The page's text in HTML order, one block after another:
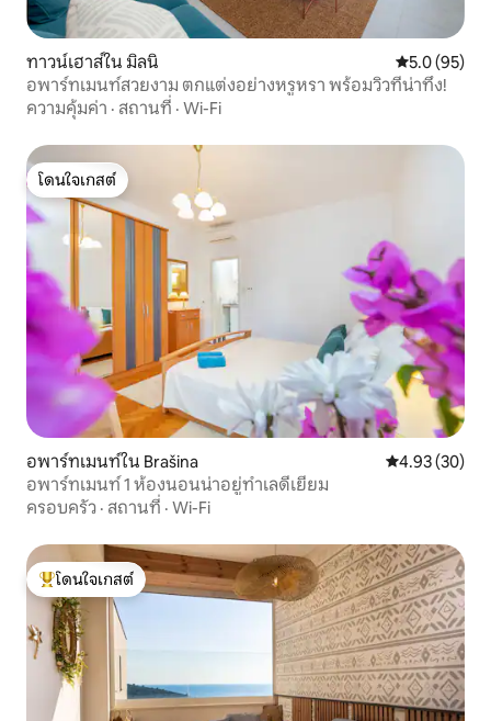
ทาวน์เฮาส์ใน มิลนิ คะแนนเฉลี่ย
5.0 (95)
อพาร์ทเมนท์สวยงาม ตกแต่งอย่างหรูหรา พร้อมวิวที่น่าทึ่ง!
ความคุ้มค่า · สถานที่ · Wi-Fi
โดนใจเกสต์
โดนใจเกสต์
อพาร์ทเมนท์ใน Brašina คะแนนเฉลี่ย
4.93 (30)
อพาร์ทเมนท์ 1 ห้องนอนน่าอยู่ทำเลดีเยี่ยม
ครอบครัว · สถานที่ · Wi-Fi
โดนใจเกสต์ที่สุด
โดนใจเกสต์